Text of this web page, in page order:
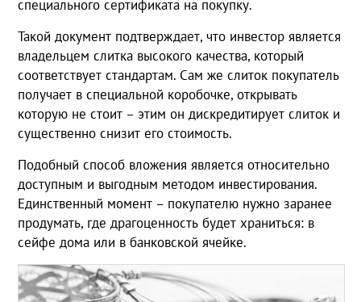
специального сертификата на покупку.
Такой документ подтверждает, что инвестор является
владельцем слитка высокого качества, который
соответствует стандартам. Сам же слиток покупатель
получает в специальной коробочке, открывать
которую не стоит – этим он дискредитирует слиток и
существенно снизит его стоимость.
Подобный способ вложения является относительно
доступным и выгодным методом инвестирования.
Единственный момент – покупателю нужно заранее
продумать, где драгоценность будет храниться: в
сейфе дома или в банковской ячейке.